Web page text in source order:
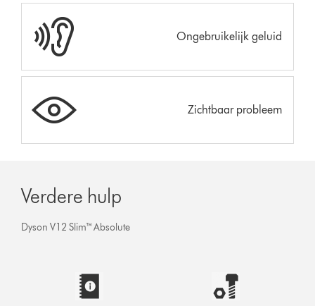
Ongebruikelijk geluid
Zichtbaar probleem
Verdere hulp
Dyson V12 Slim™ Absolute